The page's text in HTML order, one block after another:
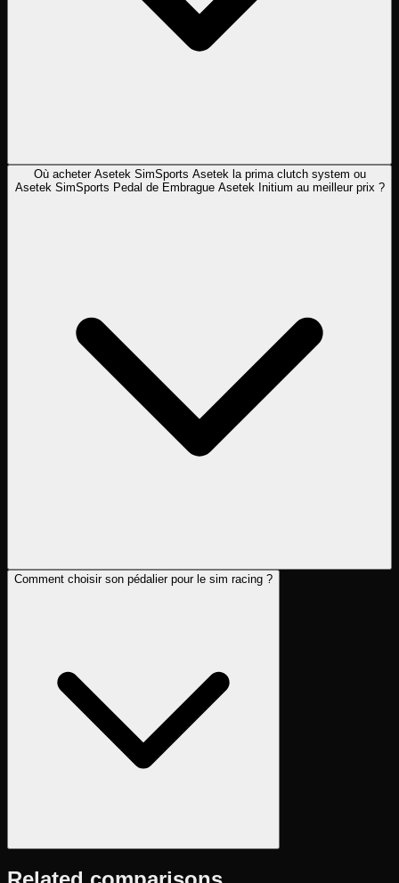
Où acheter Asetek SimSports Asetek la prima clutch system ou
Asetek SimSports Pedal de Embrague Asetek Initium au meilleur prix ?
Comment choisir son pédalier pour le sim racing ?